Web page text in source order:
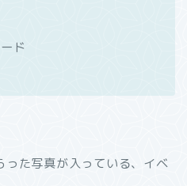
ド
った写真が入っている、イベ